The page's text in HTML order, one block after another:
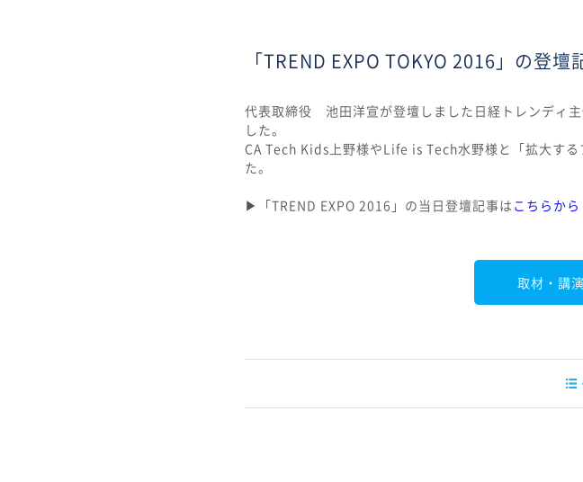
「TREND EXPO TOKYO 2016」の登
代表取締役 池田洋宣が登壇しました日経トレンディ
した。
CA Tech Kids上野様やLife is Tech水野様と「拡大す
た。
▶︎「TREND EXPO 2016」の当日登壇記事は こちらから
取材・講